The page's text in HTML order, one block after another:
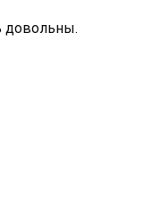
довольны.